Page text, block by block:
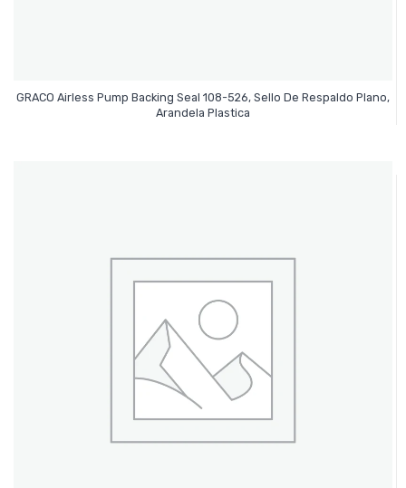
GRACO Airless Pump Backing Seal 108-526, Sello De Respaldo Plano,
Arandela Plastica
Leer Más